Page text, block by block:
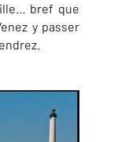
bref que
y passer